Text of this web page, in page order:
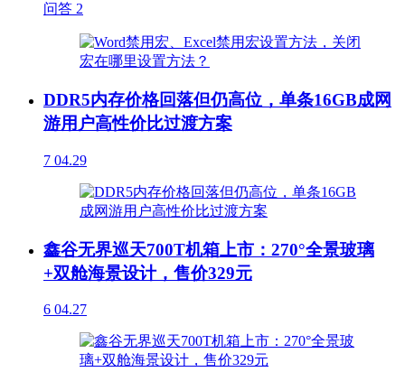
问答 2
DDR5内存价格回落但仍高位，单条16GB成网
游用户高性价比过渡方案
7 04.29
鑫谷无界巡天700T机箱上市：270°全景玻璃
+双舱海景设计，售价329元
6 04.27